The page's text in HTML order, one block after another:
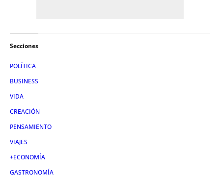
Secciones
POLÍTICA
BUSINESS
VIDA
CREACIÓN
PENSAMIENTO
VIAJES
+ECONOMÍA
GASTRONOMÍA